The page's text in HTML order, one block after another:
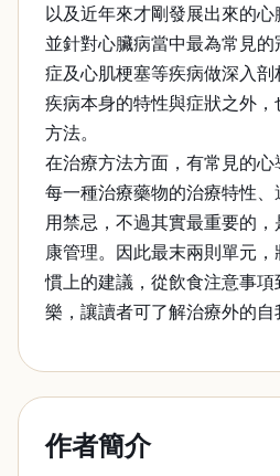
以及近年來才剛發展出來的心
並針對心臟病當中最為常見
症及心肌梗塞等疾病做深入
疾病本身的特性與症狀之外
方法。
在治療方法方面，有常見的
每一種治療藥物的治療特性
用禁忌，不過其實最重要的
康管理。因此最末兩則單元
慣上的建議，從飲食注意事
樂，讓讀者可了解治療外的自
作者簡介